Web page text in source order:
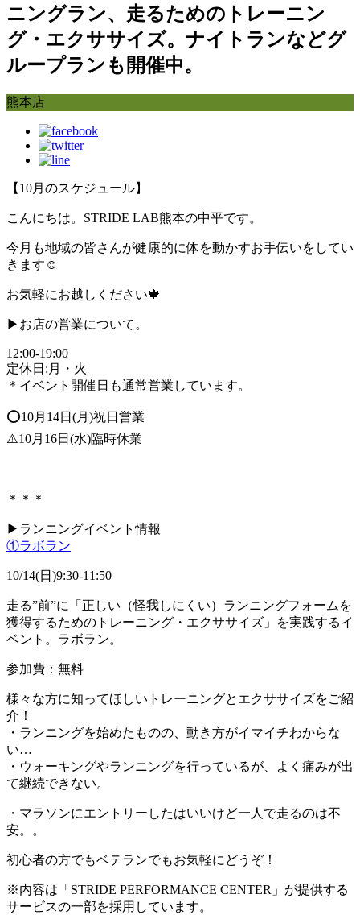
ニングラン、走るためのトレーニン
グ・エクササイズ。ナイトランなどグ
ループランも開催中。
熊本店
【10月のスケジュール】
こんにちは。STRIDE LAB熊本の中平です。
今月も地域の皆さんが健康的に体を動かすお手伝いをしてい
きます ☺︎
お気軽にお越しください🍁
▶︎お店の営業について。
12:00-19:00
定休日:月・火
＊イベント開催日も通常営業しています。
⭕️10月14日(月)祝日営業
⚠️10月16日(水)臨時休業
＊＊＊
▶︎ランニングイベント情報
①ラボラン
10/14(日)9:30-11:50
走る”前”に「正しい（怪我しにくい）ランニングフォームを
獲得するためのトレーニング・エクササイズ」を実践するイ
ベント。ラボラン。
参加費：無料
様々な方に知ってほしいトレーニングとエクササイズをご紹
介！
・ランニングを始めたものの、動き方がイマイチわからな
い…
・ウォーキングやランニングを行っているが、よく痛みが出
て継続できない。
・マラソンにエントリーしたはいいけど一人で走るのは不
安。。
初心者の方でもベテランでもお気軽にどうぞ！
※内容は「STRIDE PERFORMANCE CENTER」が提供する
サービスの一部を採用しています。